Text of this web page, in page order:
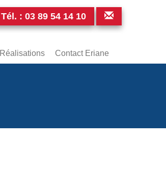
Tél. : 03 89 54 14 10
Réalisations Contact Eriane